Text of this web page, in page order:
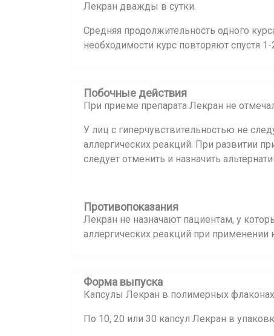
Лекран дважды в сутки.
Средняя продолжительность одного
необходимости курс повторяют спустя
Побочные действия
При приеме препарата Лекран не
У лиц с гиперчувствительностью не
аллергических реакций. При развитии
следует отменить и назначить
Противопоказания
Лекран не назначают пациентам, у
аллергических реакций при применении
Форма выпуска
Капсулы Лекран в полимерных
По 10, 20 или 30 капсул Лекран в